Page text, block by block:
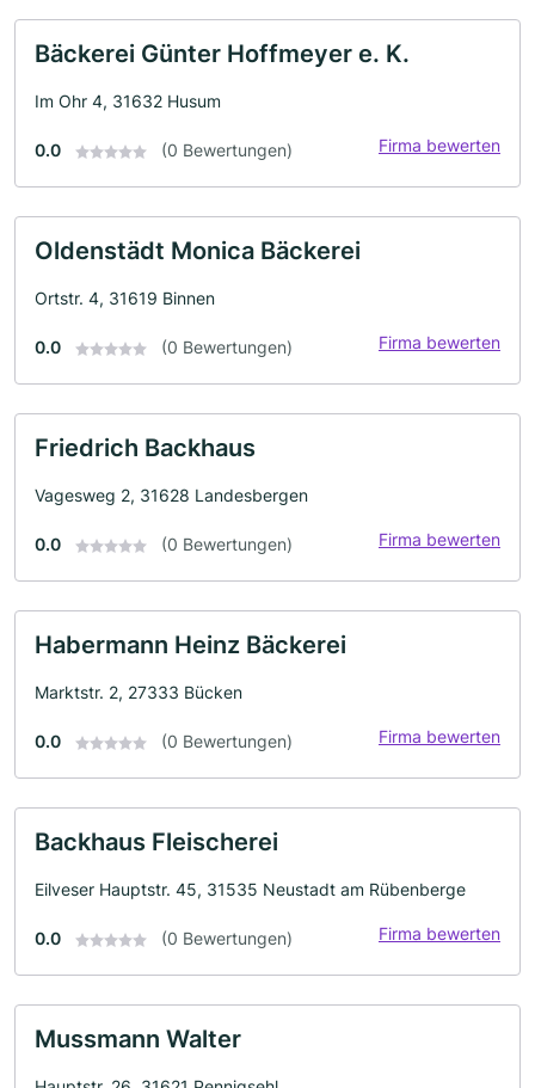
Bäckerei Günter Hoffmeyer e. K.
Im Ohr 4, 31632 Husum
0.0 (0 Bewertungen) Firma bewerten
Oldenstädt Monica Bäckerei
Ortstr. 4, 31619 Binnen
0.0 (0 Bewertungen) Firma bewerten
Friedrich Backhaus
Vagesweg 2, 31628 Landesbergen
0.0 (0 Bewertungen) Firma bewerten
Habermann Heinz Bäckerei
Marktstr. 2, 27333 Bücken
0.0 (0 Bewertungen) Firma bewerten
Backhaus Fleischerei
Eilveser Hauptstr. 45, 31535 Neustadt am Rübenberge
0.0 (0 Bewertungen) Firma bewerten
Mussmann Walter